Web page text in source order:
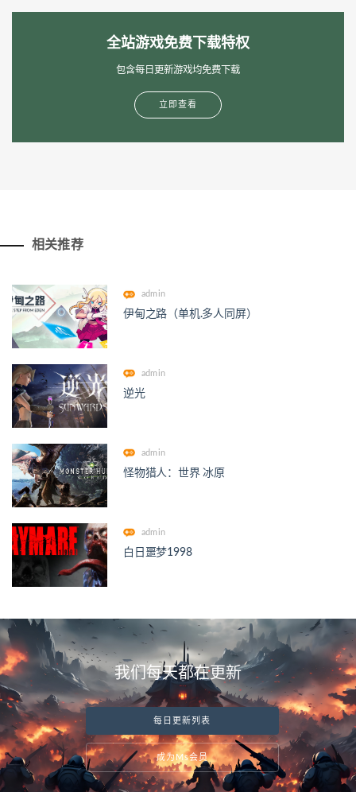
全站游戏免费下载特权
包含每日更新游戏均免费下载
立即查看
相关推荐
admin
伊甸之路（单机.多人同屏）
admin
逆光
admin
怪物猎人：世界 冰原
admin
白日噩梦1998
我们每天都在更新
每日更新列表
成为Ms会员